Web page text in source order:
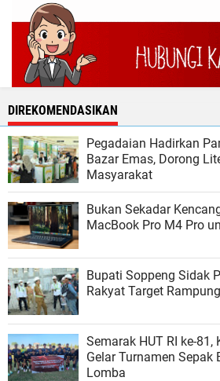
DIREKOMENDASIKAN
Pegadaian Hadirkan
Bazar Emas, Dorong
Masyarakat
Bukan Sekadar
MacBook Pro M4 Pro
Bupati Soppeng Sidak
Rakyat Target
Semarak HUT RI ke-
Gelar Turnamen Sepak
Lomba